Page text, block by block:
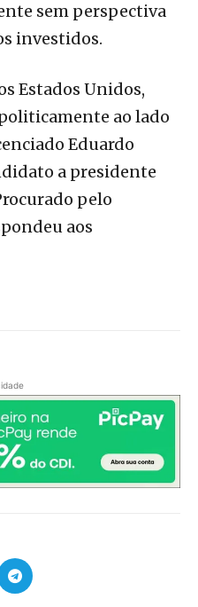
sem perspectiva
investidos.
Estados Unidos,
ao lado
Eduardo
a presidente
pelo
aos